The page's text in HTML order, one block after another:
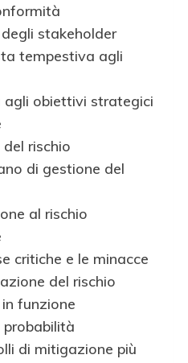
stakeholder
tempestiva agli
agli obiettivi strategici
rischio
di gestione del
al rischio
critiche e le minacce
del rischio
funzione
probabilità
di mitigazione più